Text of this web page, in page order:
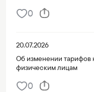
0
20.07.2026
Об изменении тарифов
физическим лицам
0